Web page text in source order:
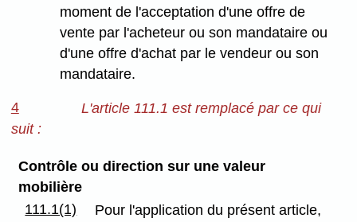
moment de l'acceptation d'une offre de
vente par l'acheteur ou son mandataire ou
d'une offre d'achat par le vendeur ou son
mandataire.
4
L'article 111.1 est remplacé par ce qui
suit :
Contrôle ou direction sur une valeur
mobilière
111.1(1)
Pour l'application du présent article,